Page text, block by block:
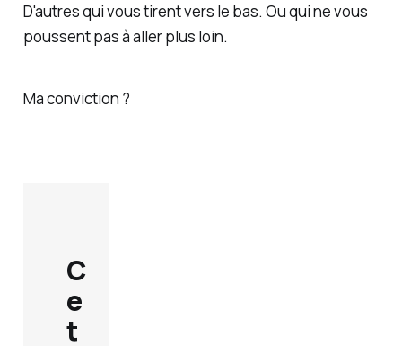
D'autres qui vous tirent vers le bas. Ou qui ne vous
poussent pas à aller plus loin.
Ma conviction ?
C
e
t